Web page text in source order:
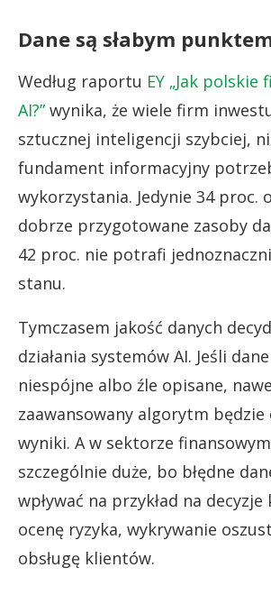
Dane są słabym
Według raportu EY „Jak
AI?” wynika, że wiele firm
sztucznej inteligencji szybciej,
fundament informacyjny
wykorzystania. Jedynie 34 proc.
dobrze przygotowane zasoby
42 proc. nie potrafi
stanu.
Tymczasem jakość danych
działania systemów AI. Jeśli
niespójne albo źle opisane,
zaawansowany algorytm będzie
wyniki. A w sektorze
szczególnie duże, bo błędne
wpływać na przykład na
ocenę ryzyka, wykrywanie
obsługę klientów.